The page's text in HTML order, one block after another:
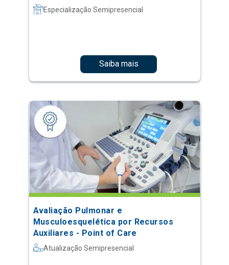
Especialização Semipresencial
Saiba mais
Avaliação Pulmonar e
Musculoesquelética por Recursos
Auxiliares - Point of Care
Atualização Semipresencial